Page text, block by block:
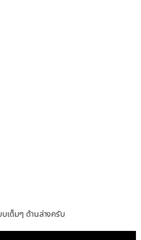
เต็มๆ ด้านล่างครับ